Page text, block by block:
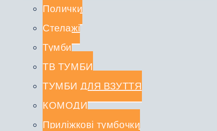
Полички
Стелажі
Тумби
ТВ ТУМБИ
ТУМБИ ДЛЯ ВЗУТТЯ
КОМОДИ
Приліжкові тумбочки